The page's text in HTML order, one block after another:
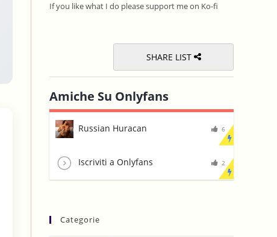
If you like what I do please support me on Ko-fi
SHARE LIST
Amiche Su Onlyfans
Russian Huracan 6
Iscriviti a Onlyfans 2
Categorie